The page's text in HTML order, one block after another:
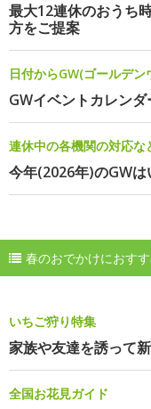
最大12連休のおうち
方をご提案
日付からGW(ゴールデ
GWイベントカレンダ
連休中の各機関の対応な
今年(2026年)のGWは
春のおでかけにおす
いちご狩り特集
家族や友達を誘って
全国お花見ガイド